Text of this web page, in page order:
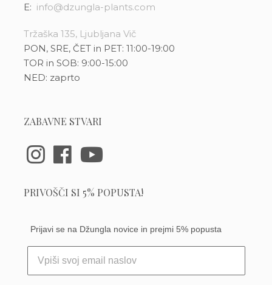
E: info@dzungla-plants.com
Tržaška 135, Ljubljana Vič
PON, SRE, ČET in PET: 11:00-19:00
TOR in SOB: 9:00-15:00
NED: zaprto
ZABAVNE STVARI
PRIVOŠČI SI 5% POPUSTA!
Prijavi se na Džungla novice in prejmi 5% popusta